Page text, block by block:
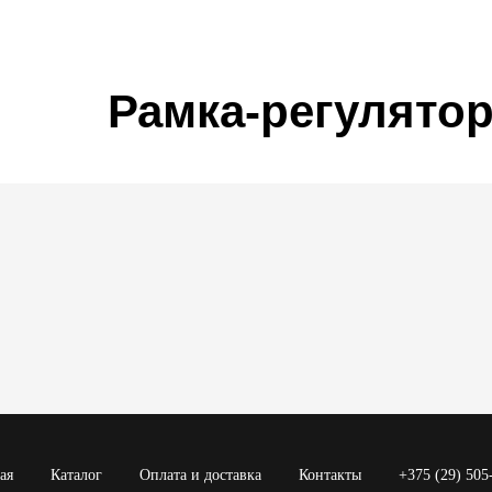
Рамка-регулятор
Каталог Оплата и доставка Контакты +375 (29)